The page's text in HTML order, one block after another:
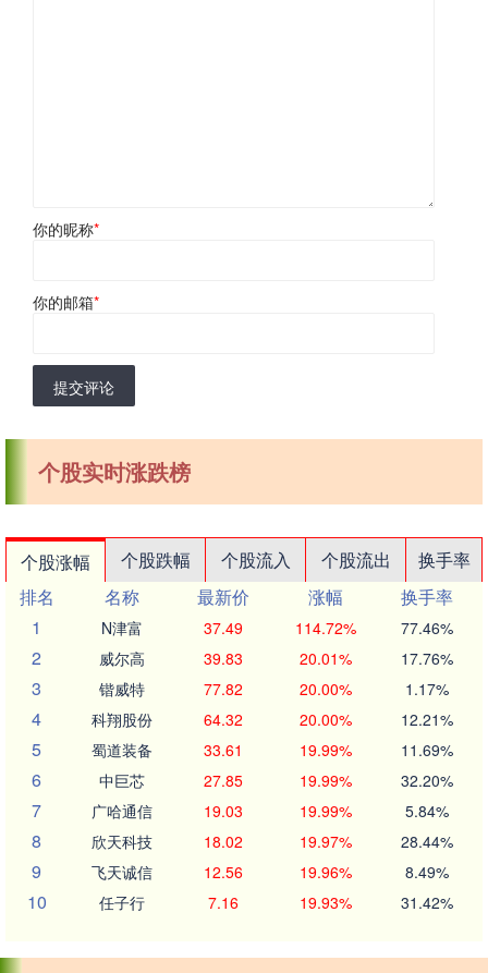
你的昵称*
你的邮箱*
提交评论
个股实时涨跌榜
个股涨幅 个股跌幅 个股流入 个股流出
换手率
排名
名称 最新价 涨幅
换手率
1
N津富 37.49 114.72% 77.46%
2 威尔高 39.83 20.01% 17.76%
3 锴威特 77.82 20.00% 1.17%
4 科翔股份 64.32 20.00% 12.21%
5 蜀道装备 33.61 19.99% 11.69%
6 中巨芯 27.85 19.99% 32.20%
7 广哈通信 19.03 19.99% 5.84%
8 欣天科技 18.02 19.97% 28.44%
9 飞天诚信 12.56 19.96% 8.49%
10 任子行 7.16 19.93% 31.42%